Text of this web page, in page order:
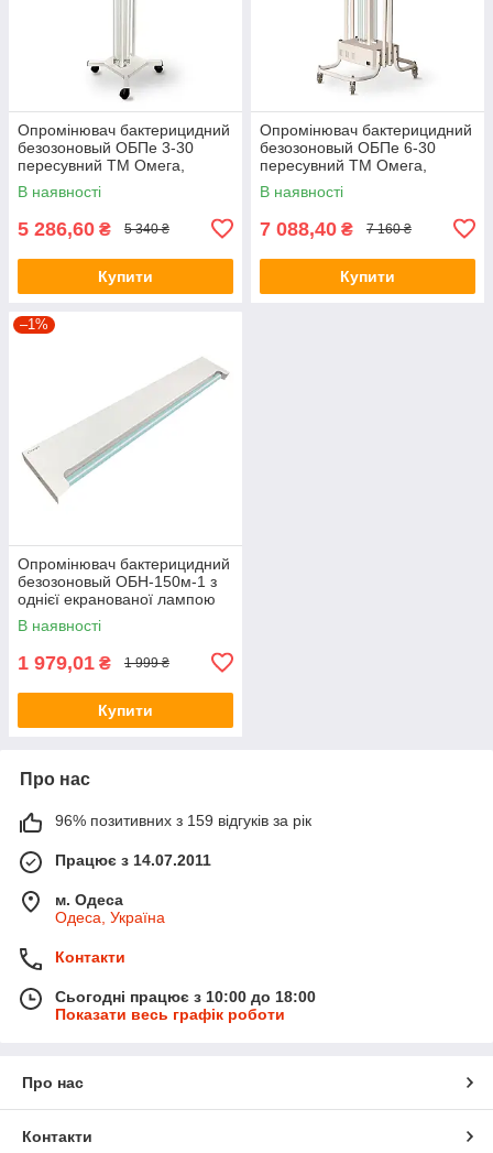
Опромінювач бактерицидний
безозоновый ОБПе 3-30
пересувний ТМ Омега,
(00001216)
В наявності
5 286,60 ₴ 5 340 ₴
Купити
Опромінювач бактерицидний
безозоновый ОБПе 6-30
пересувний ТМ Омега,
(Omega)
В наявності
7 088,40 ₴ 7 160 ₴
Купити
–1%
Опромінювач бактерицидний
безозоновый ОБН-150м-1 з
однієї екранованої лампою
ТМ ОМЕГА, (Omega)
В наявності
1 979,01 ₴ 1 999 ₴
Купити
Про нас
96% позитивних з 159 відгуків за рік
Працює з 14.07.2011
м. Одеса
Одеса, Україна
Контакти
Сьогодні працює з 10:00 до 18:00
Показати весь графік роботи
Про нас
Контакти